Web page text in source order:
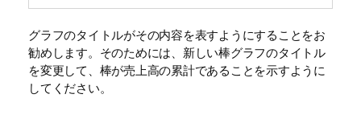
グラフのタイトルがその内容を表すようにすることをお
勧めします。そのためには、新しい棒グラフのタイトル
を変更して、棒が売上高の累計であることを示すように
してください。